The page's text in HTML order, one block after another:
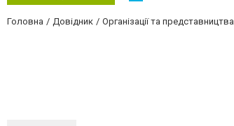
Головна Довідник Організації та представництва